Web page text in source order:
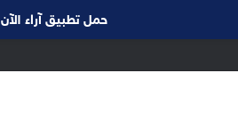
حمل تطبيق آراء الآن